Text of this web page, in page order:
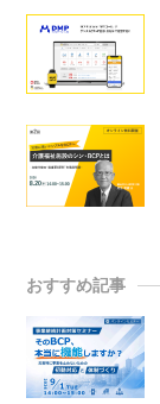
おすすめ記事